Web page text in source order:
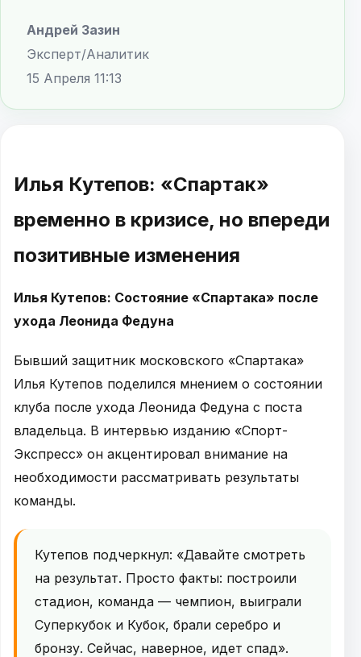
Андрей Зазин
Эксперт/Аналитик
15 Апреля 11:13
Илья Кутепов: «Спартак»
временно в кризисе, но впереди
позитивные изменения
Илья Кутепов: Состояние «Спартака» после
ухода Леонида Федуна
Бывший защитник московского «Спартака»
Илья Кутепов поделился мнением о состоянии
клуба после ухода Леонида Федуна с поста
владельца. В интервью изданию «Спорт-
Экспресс» он акцентировал внимание на
необходимости рассматривать результаты
команды.
Кутепов подчеркнул: «Давайте смотреть
на результат. Просто факты: построили
стадион, команда — чемпион, выиграли
Суперкубок и Кубок, брали серебро и
бронзу. Сейчас, наверное, идет спад».